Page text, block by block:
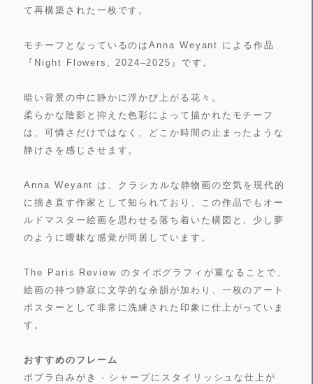
て再構築された一枚です。
モチーフとなっているのはAnna Weyant による作品
『Night Flowers, 2024–2025』です。
暗い背景の中に静かに浮かび上がる花々。
柔らかな陰影と抑えた色彩によって描かれたモチーフ
は、可憐さだけではなく、どこか時間の止まったような
静けさを感じさせます。
Anna Weyant は、クラシカルな静物画の空気を現代的
に描き直す作家として知られており、この作品でもオー
ルドマスター絵画を思わせる落ち着いた構図と、少し夢
のように曖昧な感覚が同居しています。
The Paris Review のタイポグラフィが重なることで、
絵画の持つ静寂に文学的な余韻が加わり、一枚のアート
ポスターとして非常に洗練された印象に仕上がっていま
す。
おすすめのフレーム
ポプラ白みがき - シャープにスタイリッシュな仕上が